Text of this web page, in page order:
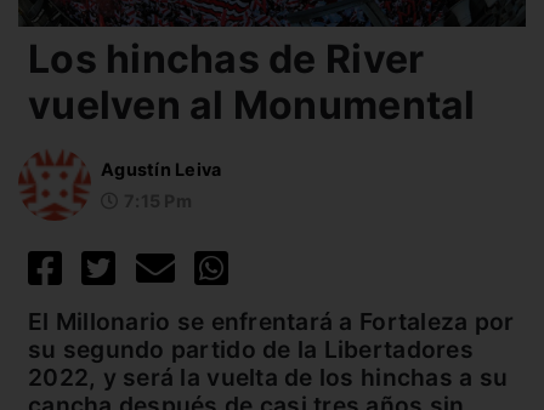
Los hinchas de River
vuelven al Monumental
Agustín Leiva
El Millonario se enfrentará a Fortaleza por
su segundo partido de la Libertadores
2022, y será la vuelta de los hinchas a su